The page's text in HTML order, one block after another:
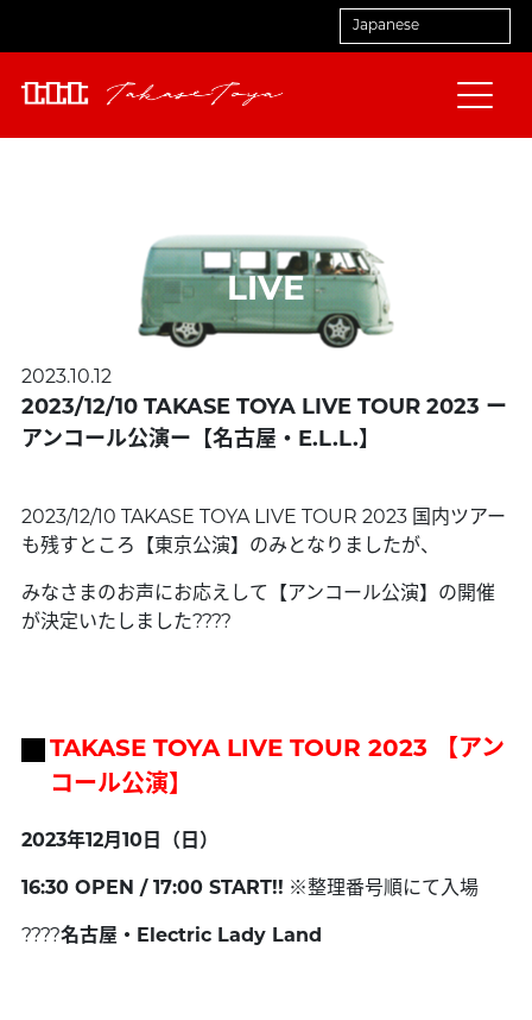
LIVE
2023.10.12
2023/12/10 TAKASE TOYA LIVE TOUR 2023 ー
アンコール公演ー【名古屋・E.L.L.】
2023/12/10 TAKASE TOYA LIVE TOUR 2023 国内ツアー
も残すところ【東京公演】のみとなりましたが、
みなさまのお声にお応えして【アンコール公演】の開催
が決定いたしました????
TAKASE TOYA LIVE TOUR 2023 【アン
コール公演】
2023年12月10日（日）
16:30 OPEN / 17:00 START!! ※整理番号順にて入場
????名古屋・Electric Lady Land